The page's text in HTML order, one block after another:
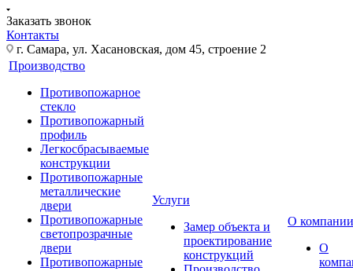
Заказать звонок
Контакты
г. Самара, ул. Хасановская, дом 45, строение 2
Производство
Противопожарное
стекло
Противопожарный
профиль
Легкосбрасываемые
конструкции
Противопожарные
металлические
двери
Противопожарные
светопрозрачные
двери
Противопожарные
Услуги
Замер объекта и
проектирование
конструкций
О компании
О